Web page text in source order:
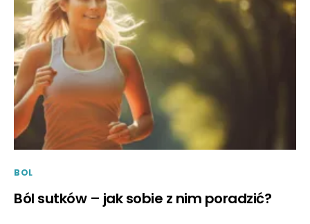
BOL
Ból sutków – jak sobie z nim poradzić?